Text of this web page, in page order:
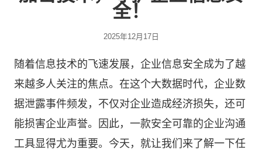
全！
2025年12月17日
随着信息技术的飞速发展，企业信息安全成为了越
来越多人关注的焦点。在这个大数据时代，企业数
据泄露事件频发，不仅对企业造成经济损失，还可
能损害企业声誉。因此，一款安全可靠的企业沟通
工具显得尤为重要。今天，就让我们来了解一下任